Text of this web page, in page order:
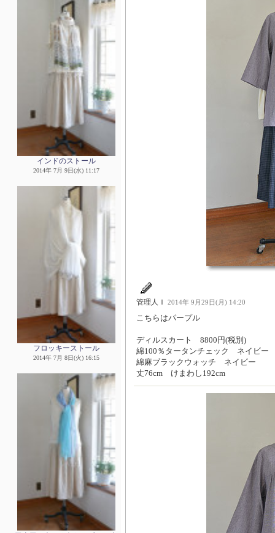
インドのストール
2014年 7月 9日(水) 11:17
フロッキーストール
2014年 7月 8日(火) 16:15
管理人Ｉ 2014年 9月29日(月) 14:20
こちらはパープル
ディルスカート 8800円(税別)
綿100％タータンチェック ネイビー
綿麻ブラックウォッチ ネイビー
丈76cm けまわし192cm